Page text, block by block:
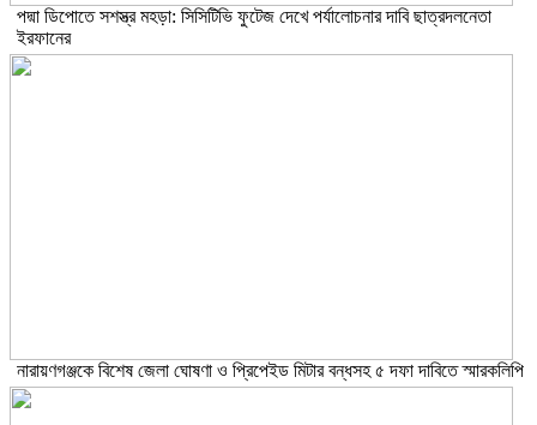
পদ্মা ডিপোতে সশস্ত্র মহড়া: সিসিটিভি ফুটেজ দেখে পর্যালোচনার দাবি ছাত্রদলনেতা
ইরফানের
নারায়ণগঞ্জকে বিশেষ জেলা ঘোষণা ও প্রিপেইড মিটার বন্ধসহ ৫ দফা দাবিতে স্মারকলিপি